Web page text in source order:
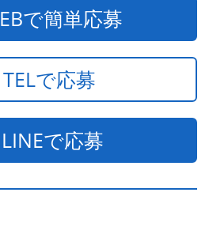
で簡単応募
で応募
で応募